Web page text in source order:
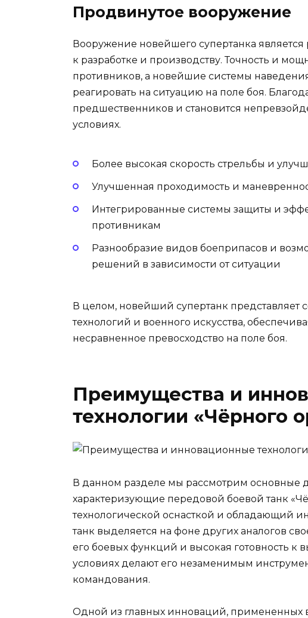
Продвинутое вооружение
Вооружение новейшего супертанка
к разработке и производству. Точность и
противников, а новейшие системы
реагировать на ситуацию на поле боя.
предшественников и становится
условиях.
Более высокая скорость стрельбы и
Улучшенная проходимость и
Интегрированные системы защиты и
противникам
Разнообразие видов боеприпасов и
решений в зависимости от ситуации
В целом, новейший супертанк представляет
технологий и военного искусства,
несравненное превосходство на поле боя.
Преимущества и
технологии «Чёрного
В данном разделе мы рассмотрим основные
характеризующие передовой боевой танк
технологической оснасткой и
танк выделяется на фоне других аналогов
его боевых функций и высокая готовность к
условиях делают его незаменимым
командования.
Одной из главных инноваций, примененных